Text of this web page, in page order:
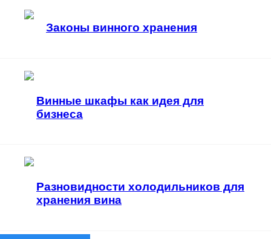
Законы винного хранения
Винные шкафы как идея для
бизнеса
Разновидности холодильников для
хранения вина